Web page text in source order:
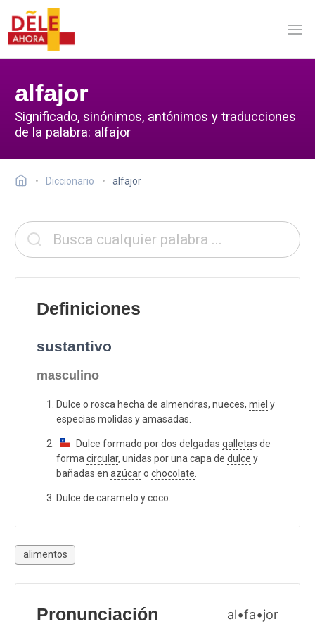
alfajor
Significado, sinónimos, antónimos y traducciones
de la palabra: alfajor
Diccionario alfajor
Definiciones
sustantivo
masculino
Dulce o rosca hecha de almendras, nueces, miel y
especias molidas y amasadas.
Dulce formado por dos delgadas galletas de
forma circular, unidas por una capa de dulce y
bañadas en azúcaro chocolate
Dulce de caramelo ycoco
alimentos
Pronunciación al•fa•jor